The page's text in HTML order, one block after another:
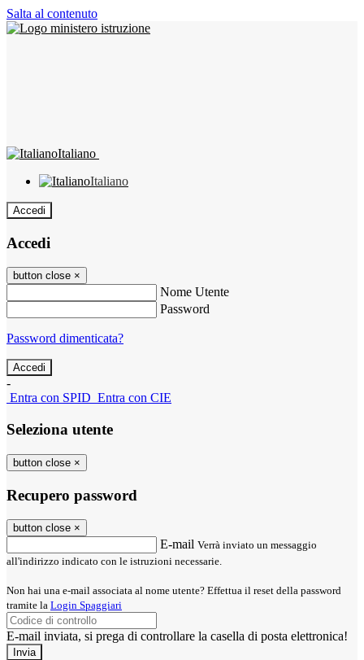
Salta al contenuto
Italiano
Italiano
Accedi
Accedi
button close ×
Nome Utente
Password
Password dimenticata?
-
Entra con SPID Entra con CIE
Seleziona utente
button close ×
Recupero password
button close ×
E-mail Verrà inviato un messaggio
all'indirizzo indicato con le istruzioni necessarie.
Non hai una e-mail associata al nome utente? Effettua il reset della password
tramite la Login Spaggiari
E-mail inviata, si prega di controllare la casella di posta elettronica!